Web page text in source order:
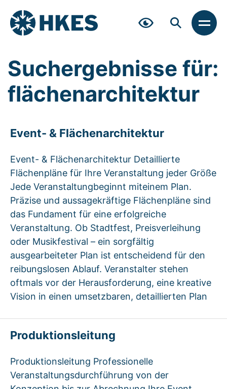
Inhalt
springen
Suchergebnisse für:
flächenarchitektur
Event- & Flächenarchitektur
Event- & Flächenarchitektur Detaillierte
Flächenpläne für Ihre Veranstaltung jeder Größe
Jede Veranstaltungbeginnt miteinem Plan.
Präzise und aussagekräftige Flächenpläne sind
das Fundament für eine erfolgreiche
Veranstaltung. Ob Stadtfest, Preisverleihung
oder Musikfestival – ein sorgfältig
ausgearbeiteter Plan ist entscheidend für den
reibungslosen Ablauf. Veranstalter stehen
oftmals vor der Herausforderung, eine kreative
Vision in einen umsetzbaren, detaillierten Plan
Produktionsleitung
Produktionsleitung Professionelle
Veranstaltungsdurchführung von der